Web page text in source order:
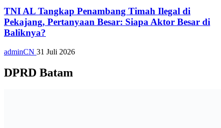
TNI AL Tangkap Penambang Timah Ilegal di
Pekajang, Pertanyaan Besar: Siapa Aktor Besar di
Baliknya?
adminCN 31 Juli 2026
DPRD Batam